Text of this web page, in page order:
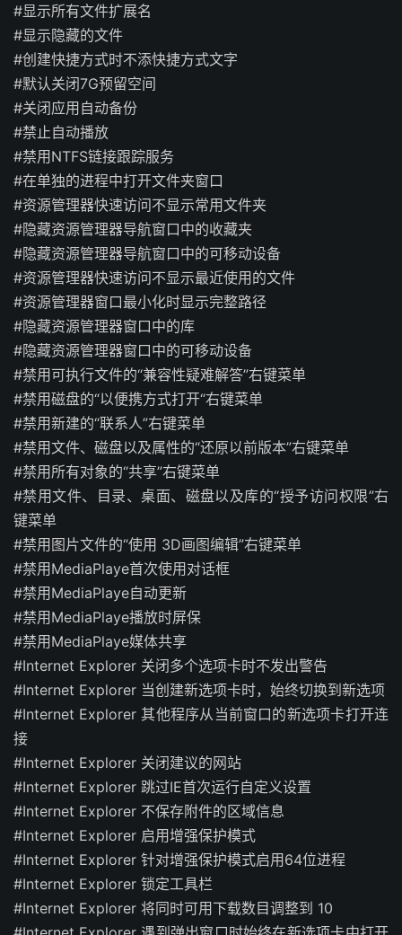
#显示所有文件扩展名
#显示隐藏的文件
#创建快捷方式时不添快捷方式文字
#默认关闭7G预留空间
#关闭应用自动备份
#禁止自动播放
#禁用NTFS链接跟踪服务
#在单独的进程中打开文件夹窗口
#资源管理器快速访问不显示常用文件夹
#隐藏资源管理器导航窗口中的收藏夹
#隐藏资源管理器导航窗口中的可移动设备
#资源管理器快速访问不显示最近使用的文件
#资源管理器窗口最小化时显示完整路径
#隐藏资源管理器窗口中的库
#隐藏资源管理器窗口中的可移动设备
#禁用可执行文件的“兼容性疑难解答”右键菜单
#禁用磁盘的“以便携方式打开“右键菜单
#禁用新建的“联系人”右键菜单
#禁用文件、磁盘以及属性的“还原以前版本”右键菜单
#禁用所有对象的“共享”右键菜单
#禁用文件、目录、桌面、磁盘以及库的“授予访问权限”右
键菜单
#禁用图片文件的“使用 3D画图编辑”右键菜单
#禁用MediaPlaye首次使用对话框
#禁用MediaPlaye自动更新
#禁用MediaPlaye播放时屏保
#禁用MediaPlaye媒体共享
#Internet Explorer 关闭多个选项卡时不发出警告
#Internet Explorer 当创建新选项卡时，始终切换到新选项
#Internet Explorer 其他程序从当前窗口的新选项卡打开连
接
#Internet Explorer 关闭建议的网站
#Internet Explorer 跳过IE首次运行自定义设置
#Internet Explorer 不保存附件的区域信息
#Internet Explorer 启用增强保护模式
#Internet Explorer 针对增强保护模式启用64位进程
#Internet Explorer 锁定工具栏
#Internet Explorer 将同时可用下载数目调整到 10